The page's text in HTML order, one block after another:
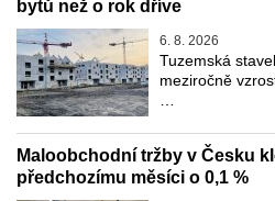
bytů než o rok dříve
6. 8. 2026
Tuzemská
meziročně
Maloobchodní tržby v Česku
předchozímu měsíci o 0,1 %